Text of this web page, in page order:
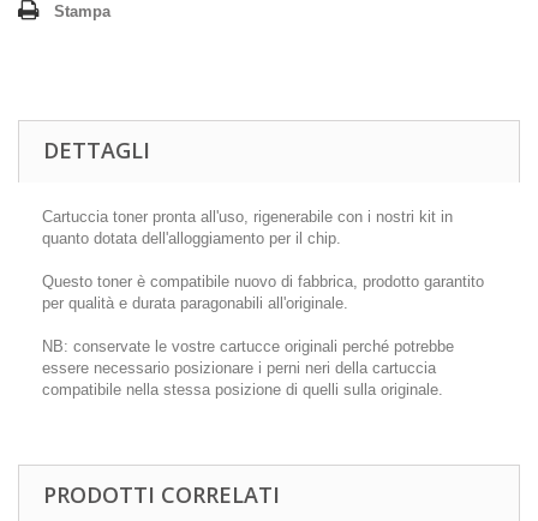
Stampa
DETTAGLI
Cartuccia toner pronta all'uso, rigenerabile con i nostri kit in
quanto dotata dell'alloggiamento per il chip.
Questo toner è compatibile nuovo di fabbrica, prodotto garantito
per qualità e durata paragonabili all'originale.
NB: conservate le vostre cartucce originali perché potrebbe
essere necessario posizionare i perni neri della cartuccia
compatibile nella stessa posizione di quelli sulla originale.
PRODOTTI CORRELATI